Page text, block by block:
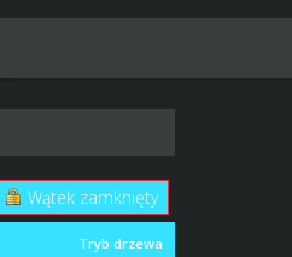
Wątek zamknięty
Tryb drzewa